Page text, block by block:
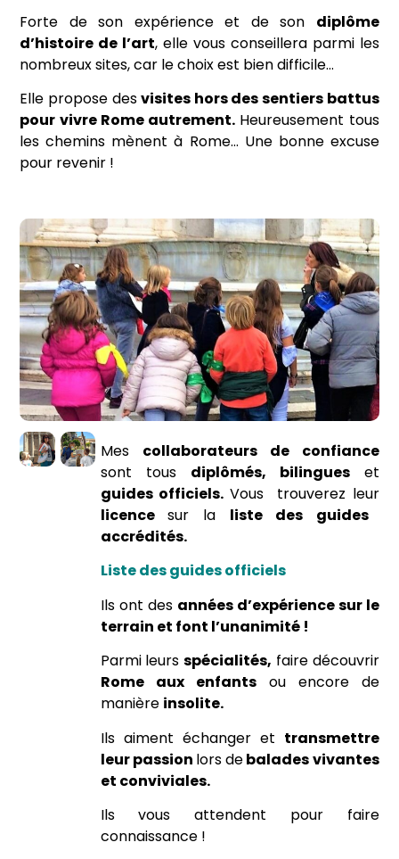
Forte de son expérience et de son diplôme
d’histoire de l’art, elle vous conseillera parmi les
nombreux sites, car le choix est bien difficile…
Elle propose desvisites hors des sentiers battus
pour vivre Rome autrement. Heureusement tous
les chemins mènent à Rome… Une bonne excuse
pour revenir !
Mes collaborateurs de confiance
sont tous diplômés, bilingueset
guides officiels. Vous trouverez leur
licencesur la liste des guides
accrédités.
Liste des guides officiels
Ils ont des années d’expérience sur le
terrain et font l’unanimité !
Parmi leursspécialités, faire découvrir
Rome aux enfantsou encore de
manière insolite.
Ils aiment échanger et transmettre
leur passion lors debalades vivantes
et conviviales.
Ils vous attendent pour faire
connaissance !